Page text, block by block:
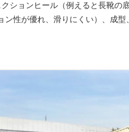
ションヒール（例えると長靴の
性が優れ、滑りにくい）、成